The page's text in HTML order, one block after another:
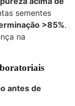
sementes
>85%.
na
antes de